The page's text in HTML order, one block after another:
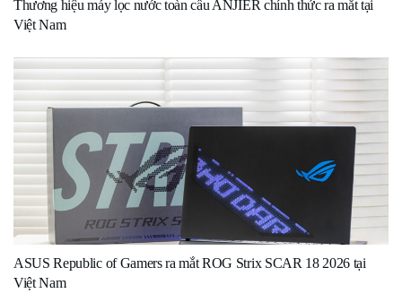
Thương hiệu máy lọc nước toàn cầu ANJIER chính thức ra mắt tại
Việt Nam
ASUS Republic of Gamers ra mắt ROG Strix SCAR 18 2026 tại
Việt Nam